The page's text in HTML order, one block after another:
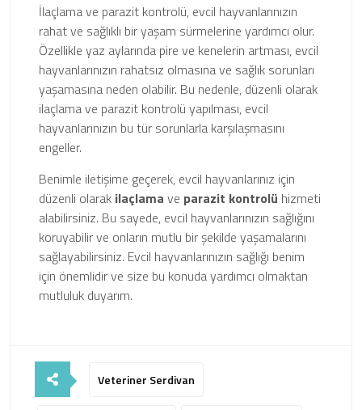
İlaçlama ve parazit kontrolü, evcil hayvanlarınızın
rahat ve sağlıklı bir yaşam sürmelerine yardımcı olur.
Özellikle yaz aylarında pire ve kenelerin artması, evcil
hayvanlarınızın rahatsız olmasına ve sağlık sorunları
yaşamasına neden olabilir. Bu nedenle, düzenli olarak
ilaçlama ve parazit kontrolü yapılması, evcil
hayvanlarınızın bu tür sorunlarla karşılaşmasını
engeller.
Benimle iletişime geçerek, evcil hayvanlarınız için
düzenli olarak ilaçlama ve parazit kontrolü hizmeti
alabilirsiniz. Bu sayede, evcil hayvanlarınızın sağlığını
koruyabilir ve onların mutlu bir şekilde yaşamalarını
sağlayabilirsiniz. Evcil hayvanlarınızın sağlığı benim
için önemlidir ve size bu konuda yardımcı olmaktan
mutluluk duyarım.
Veteriner Serdivan